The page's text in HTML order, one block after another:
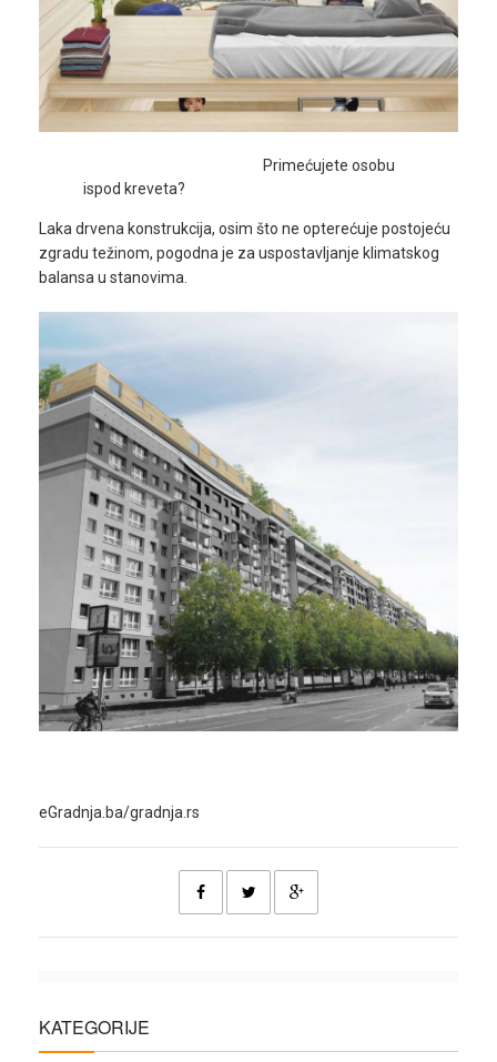
Primećujete osobu
ispod kreveta?
Laka drvena konstrukcija, osim što ne opterećuje postojeću
zgradu težinom, pogodna je za uspostavljanje klimatskog
balansa u stanovima.
eGradnja.ba/gradnja.rs
KATEGORIJE